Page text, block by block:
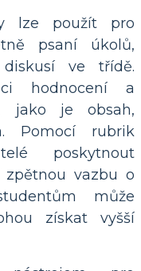
lze použít pro
psaní úkolů,
ve třídě.
hodnocení a
jako je obsah,
Pomocí rubrik
poskytnout
zpětnou vazbu o
může
získat vyšší